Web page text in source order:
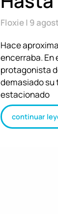
Floxie 9
Hace
encerraba. En
protagonista
demasiado su
estacionado
continuar